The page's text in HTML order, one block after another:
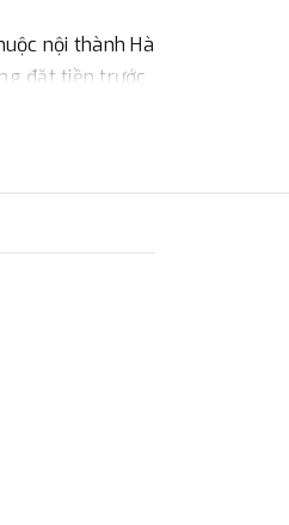
nội thành Hà
đặt tiền trước